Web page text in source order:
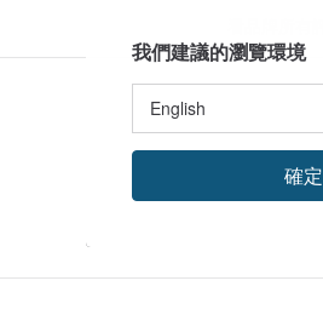
我們建議的瀏覽環境
確定